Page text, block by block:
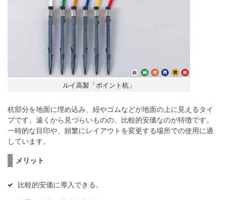
ルイ高製「ポイント杭」
杭部分を地面に埋め込み、紐やゴムなどが地面の上に見えるタイ
プです。遠くから見づらいものの、比較的安価なのが特徴です。
一時的な目印や、頻繁にレイアウトを変更する場所での使用に適
しています。
メリット
比較的安価に導入できる。